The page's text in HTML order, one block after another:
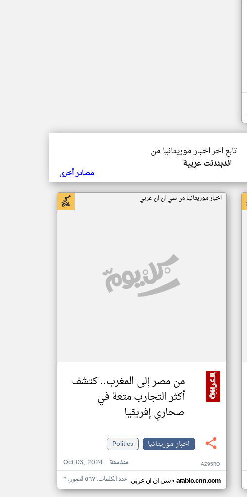
تابع اخر اخبار موريتانيا من
اندبندنت عربية
مصادر أخرى
اخبار موريتانيا من سي ان ان عربي
من مصر إلى المغرب..اكتشف
أكثر التجارب متعة في
صحاري إفريقيا
اخبار موريتانيا
Politics
Oct 03, 2024
منذ سنة AZ95RO
سي ان ان عربي• arabic.cnn.com عدد الكلمات: ٥٦٧ الصور: ٦